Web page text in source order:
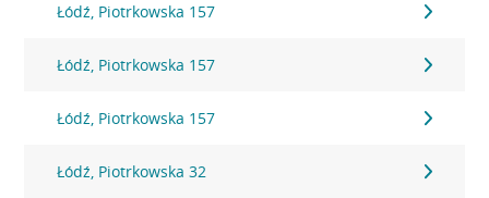
Łódź, Piotrkowska 157
Łódź, Piotrkowska 157
Łódź, Piotrkowska 157
Łódź, Piotrkowska 32